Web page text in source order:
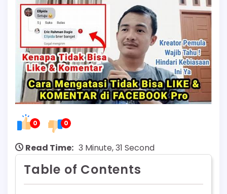
0 0
Read Time: 3 Minute, 31 Second
Table of Contents